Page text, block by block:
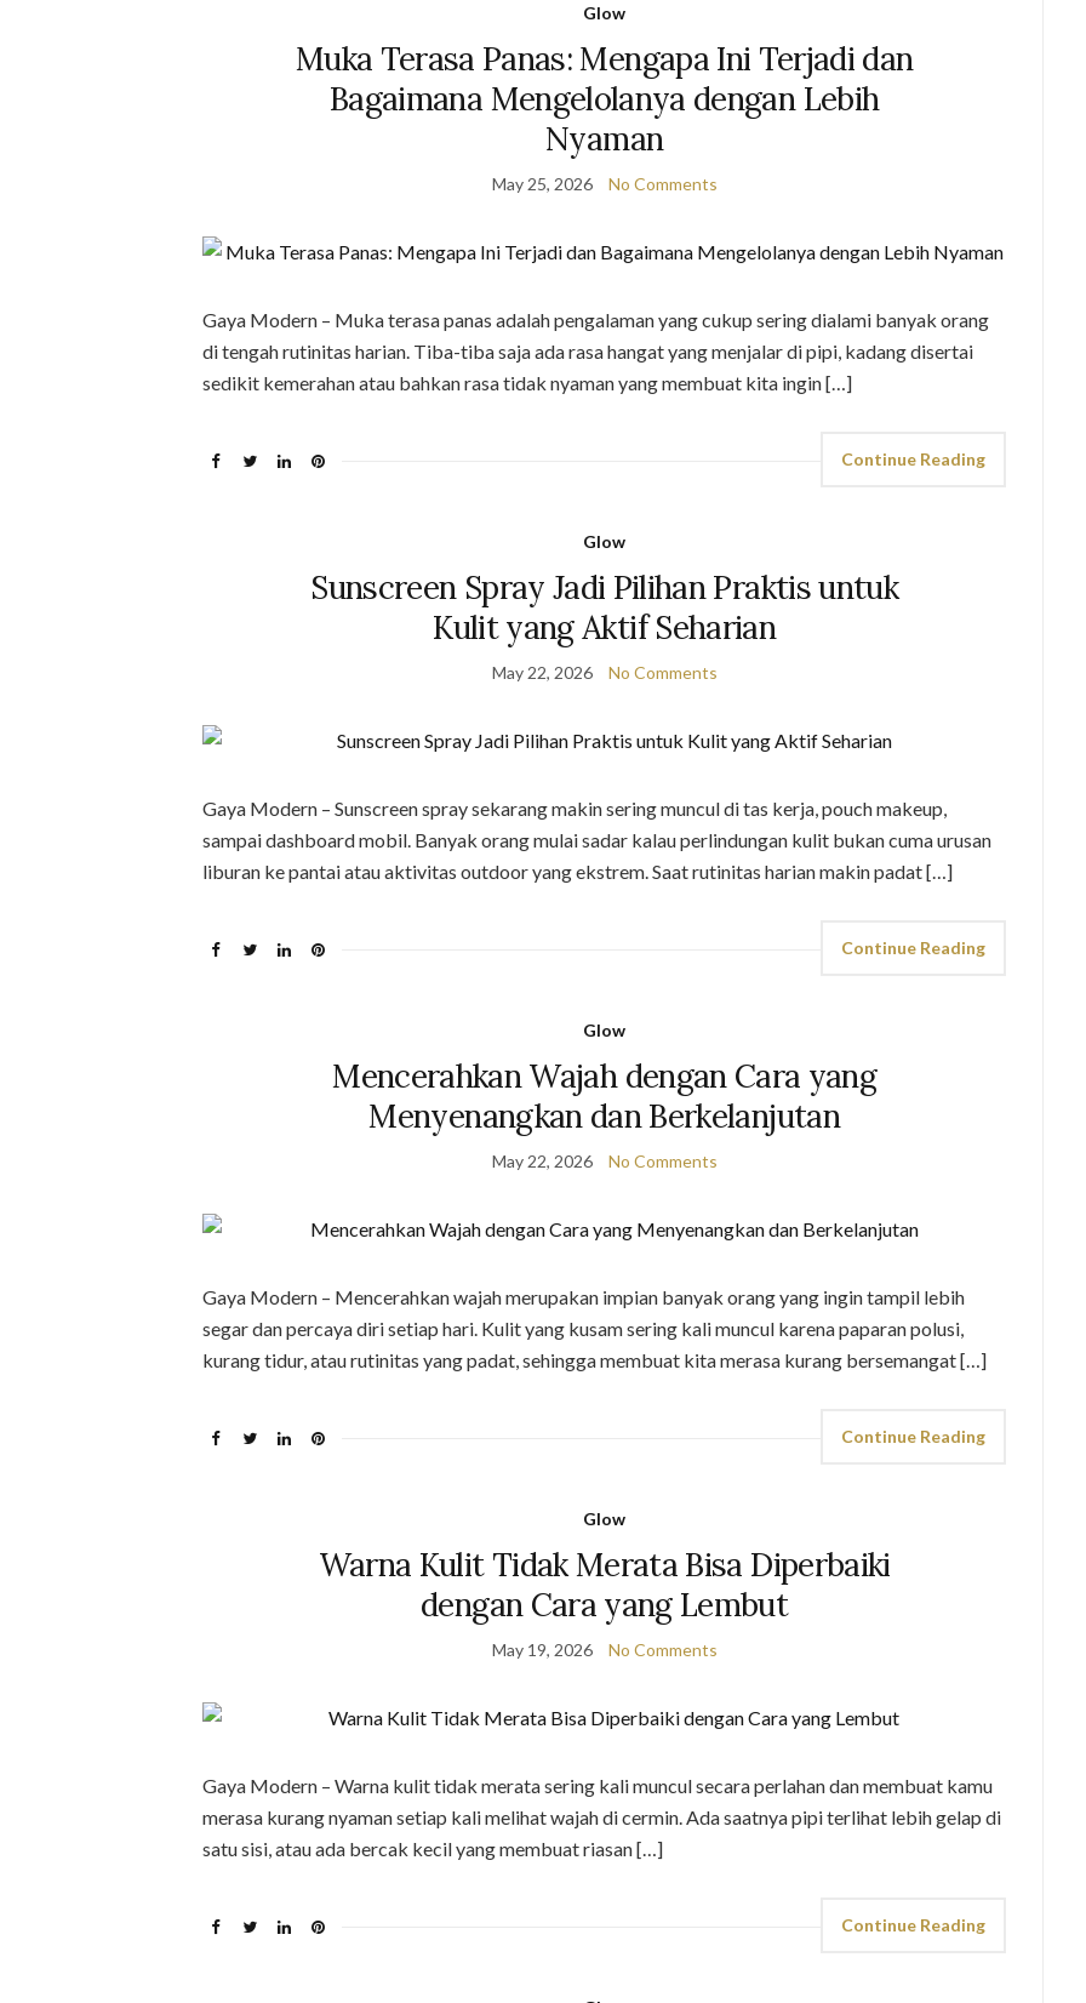
Glow
Muka Terasa Panas: Mengapa Ini Terjadi dan
Bagaimana Mengelolanya dengan Lebih
Nyaman
May 25, 2026 No Comments
Gaya Modern – Muka terasa panas adalah pengalaman yang cukup sering dialami banyak orang
di tengah rutinitas harian. Tiba-tiba saja ada rasa hangat yang menjalar di pipi, kadang disertai
sedikit kemerahan atau bahkan rasa tidak nyaman yang membuat kita ingin […]
Continue Reading
Glow
Sunscreen Spray Jadi Pilihan Praktis untuk
Kulit yang Aktif Seharian
May 22, 2026 No Comments
Gaya Modern – Sunscreen spray sekarang makin sering muncul di tas kerja, pouch makeup,
sampai dashboard mobil. Banyak orang mulai sadar kalau perlindungan kulit bukan cuma urusan
liburan ke pantai atau aktivitas outdoor yang ekstrem. Saat rutinitas harian makin padat […]
Continue Reading
Glow
Mencerahkan Wajah dengan Cara yang
Menyenangkan dan Berkelanjutan
May 22, 2026 No Comments
Gaya Modern – Mencerahkan wajah merupakan impian banyak orang yang ingin tampil lebih
segar dan percaya diri setiap hari. Kulit yang kusam sering kali muncul karena paparan polusi,
kurang tidur, atau rutinitas yang padat, sehingga membuat kita merasa kurang bersemangat […]
Continue Reading
Glow
Warna Kulit Tidak Merata Bisa Diperbaiki
dengan Cara yang Lembut
May 19, 2026 No Comments
Gaya Modern – Warna kulit tidak merata sering kali muncul secara perlahan dan membuat kamu
merasa kurang nyaman setiap kali melihat wajah di cermin. Ada saatnya pipi terlihat lebih gelap di
satu sisi, atau ada bercak kecil yang membuat riasan […]
Continue Reading